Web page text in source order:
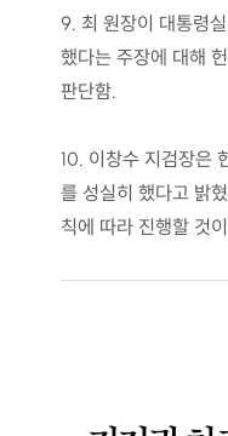
9. 최 원장이 대통령
했다는 주장에 대해
판단함.
10. 이창수 지검장은
를 성실히 했다고 밝
칙에 따라 진행할 것